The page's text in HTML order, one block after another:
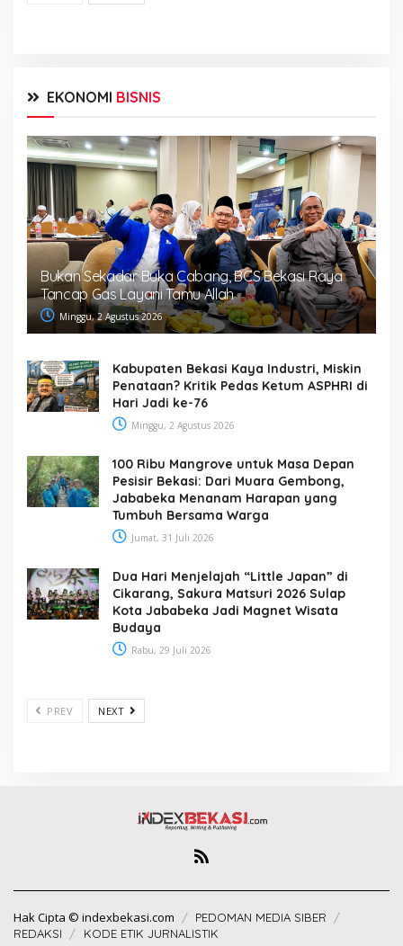
EKONOMI BISNIS
Bukan Sekadar Buka Cabang, BCS Bekasi Raya
Tancap Gas Layani Tamu Allah
Minggu, 2 Agustus 2026
Kabupaten Bekasi Kaya Industri, Miskin
Penataan? Kritik Pedas Ketum ASPHRI di
Hari Jadi ke-76
Minggu, 2 Agustus 2026
100 Ribu Mangrove untuk Masa Depan
Pesisir Bekasi: Dari Muara Gembong,
Jababeka Menanam Harapan yang
Tumbuh Bersama Warga
Jumat, 31 Juli 2026
Dua Hari Menjelajah “Little Japan” di
Cikarang, Sakura Matsuri 2026 Sulap
Kota Jababeka Jadi Magnet Wisata
Budaya
Rabu, 29 Juli 2026
PREV NEXT
Hak Cipta © indexbekasi.com
PEDOMAN MEDIA SIBER
REDAKSI
KODE ETIK JURNALISTIK